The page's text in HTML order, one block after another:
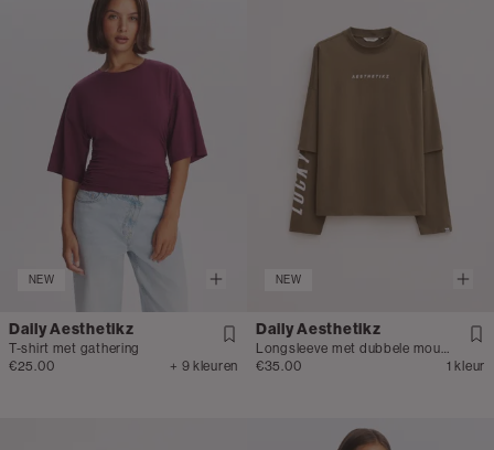
NEW
Daily Aesthetikz
T-shirt met gathering
€25.00
+ 9 kleuren
NEW
Daily Aesthetikz
Longsleeve met dubbele mouw
€35.00
1 kleur